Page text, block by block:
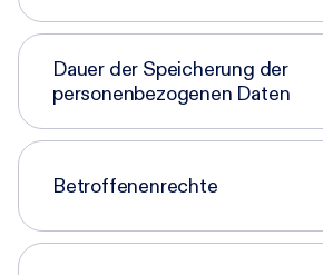
Dauer der Speicherung der
personenbezogenen Daten
Betroffenenrechte